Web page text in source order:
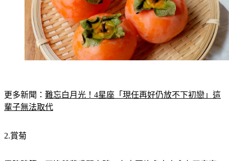
輩子無法取代